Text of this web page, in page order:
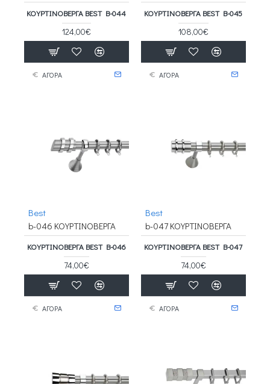
ΚΟΥΡΤΙΝΟΒΕΡΓΑ BEST B-044
124,00€
ΑΓΟΡΑ
ΚΟΥΡΤΙΝΟΒΕΡΓΑ BEST B-045
108,00€
ΑΓΟΡΑ
Best
b-046 ΚΟΥΡΤΙΝΟΒΕΡΓΑ
ΚΟΥΡΤΙΝΟΒΕΡΓΑ BEST B-046
74,00€
ΑΓΟΡΑ
Best
b-047 ΚΟΥΡΤΙΝΟΒΕΡΓΑ
ΚΟΥΡΤΙΝΟΒΕΡΓΑ BEST B-047
74,00€
ΑΓΟΡΑ